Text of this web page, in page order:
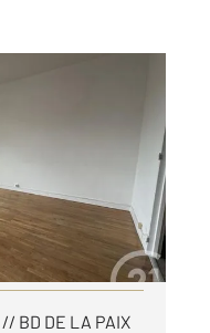
BD DE LA PAIX